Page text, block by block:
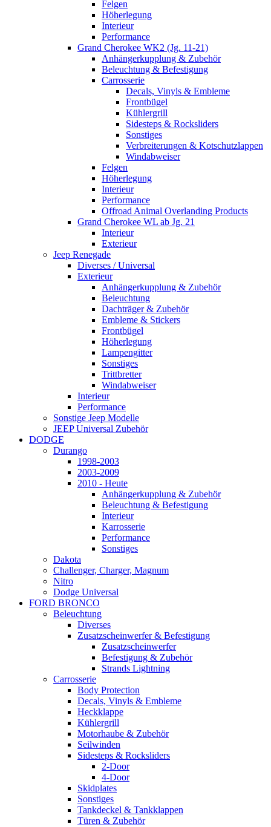
Felgen
Höherlegung
Interieur
Performance
Grand Cherokee WK2 (Jg. 11-21)
Anhängerkupplung & Zubehör
Beleuchtung & Befestigung
Carrosserie
Decals, Vinyls & Embleme
Frontbügel
Kühlergrill
Sidesteps & Rocksliders
Sonstiges
Verbreiterungen & Kotschutzlappen
Windabweiser
Felgen
Höherlegung
Interieur
Performance
Offroad Animal Overlanding Products
Grand Cherokee WL ab Jg. 21
Interieur
Exterieur
Jeep Renegade
Diverses / Universal
Exterieur
Anhängerkupplung & Zubehör
Beleuchtung
Dachträger & Zubehör
Embleme & Stickers
Frontbügel
Höherlegung
Lampengitter
Sonstiges
Trittbretter
Windabweiser
Interieur
Performance
Sonstige Jeep Modelle
JEEP Universal Zubehör
DODGE
Durango
1998-2003
2003-2009
2010 - Heute
Anhängerkupplung & Zubehör
Beleuchtung & Befestigung
Interieur
Karrosserie
Performance
Sonstiges
Dakota
Challenger, Charger, Magnum
Nitro
Dodge Universal
FORD BRONCO
Beleuchtung
Diverses
Zusatzscheinwerfer & Befestigung
Zusatzscheinwerfer
Befestigung & Zubehör
Strands Lightning
Carrosserie
Body Protection
Decals, Vinyls & Embleme
Heckklappe
Kühlergrill
Motorhaube & Zubehör
Seilwinden
Sidesteps & Rocksliders
2-Door
4-Door
Skidplates
Sonstiges
Tankdeckel & Tankklappen
Türen & Zubehör